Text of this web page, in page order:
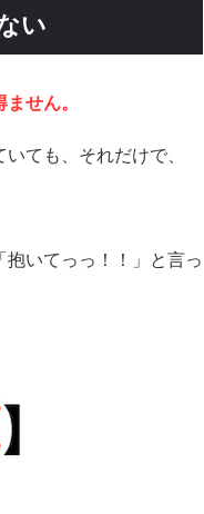
い
せん。
いても、それだけで、
いてっっ！！」と言っ